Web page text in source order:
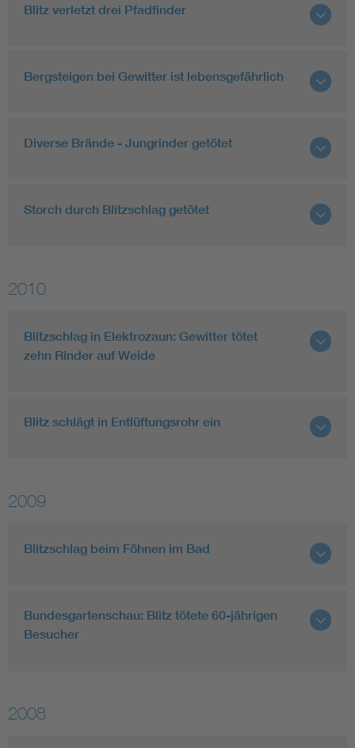
Blitz verletzt drei Pfadfinder
Bergsteigen bei Gewitter ist lebensgefährlich
Diverse Brände - Jungrinder getötet
Storch durch Blitzschlag getötet
2010
Blitzschlag in Elektrozaun: Gewitter tötet
zehn Rinder auf Weide
Blitz schlägt in Entlüftungsrohr ein
2009
Blitzschlag beim Föhnen im Bad
Bundesgartenschau: Blitz tötete 60-jährigen
Besucher
2008